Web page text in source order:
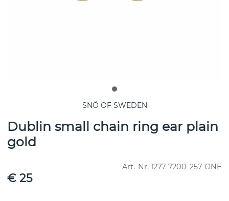
SNÖ OF SWEDEN
Dublin small chain ring ear plain
gold
Art.-Nr. 1277-7200-257-ONE
€ 25